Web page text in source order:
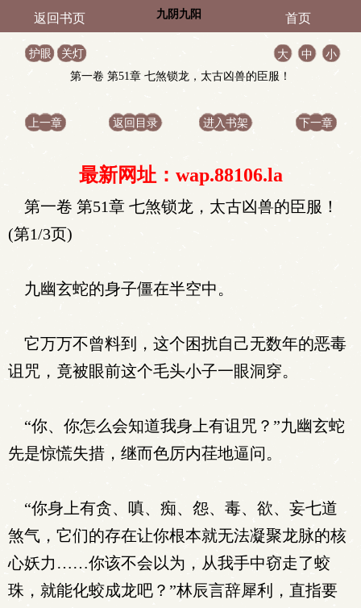
返回书页 九阴九阳 首页
护眼 关灯 大 中
小
第一卷 第51章 七煞锁龙，太古凶兽的臣服！
上一章 返回目录 进入书架 下一章
最新网址：wap.88106.la
第一卷 第51章 七煞锁龙，太古凶兽的臣服！
(第1/3页)
九幽玄蛇的身子僵在半空中。
它万万不曾料到，这个困扰自己无数年的恶毒
诅咒，竟被眼前这个毛头小子一眼洞穿。
“你、你怎么会知道我身上有诅咒？”九幽玄蛇
先是惊慌失措，继而色厉内荏地逼问。
“你身上有贪、嗔、痴、怨、毒、欲、妄七道
煞气，它们的存在让你根本就无法凝聚龙脉的核
心妖力……你该不会以为，从我手中窃走了蛟
珠，就能化蛟成龙吧？”林辰言辞犀利，直指要